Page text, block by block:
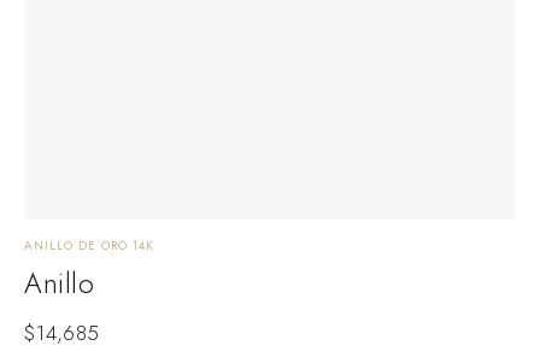
ANILLO DE ORO 14K
Anillo
$14,685